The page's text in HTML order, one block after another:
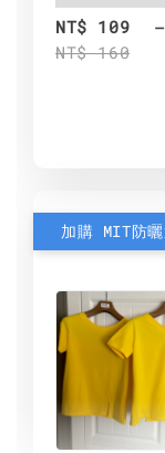
NT$ 109
NT$ 160
-